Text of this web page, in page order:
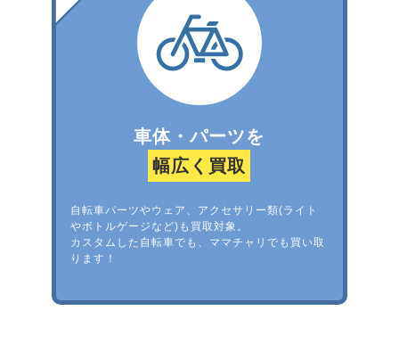
車体・パーツを
幅広く買取
自転車パーツやウェア、アクセサリー類(ライト
やボトルゲージなど)も買取対象。
カスタムした自転車でも、ママチャリでも買い取
ります！